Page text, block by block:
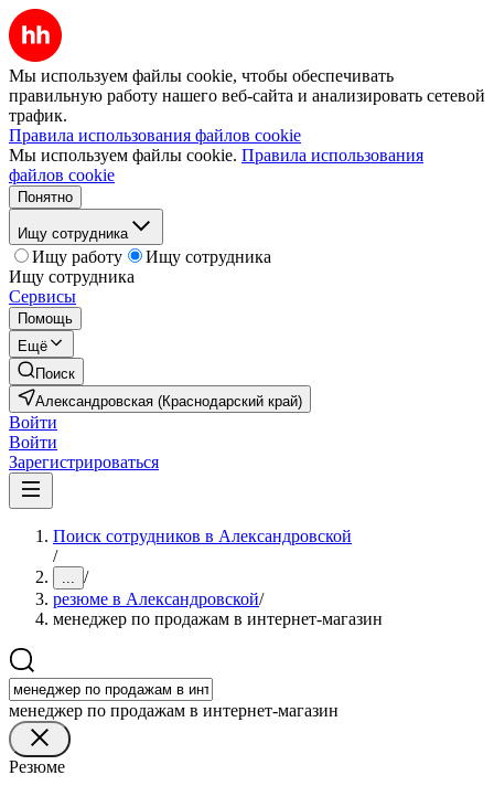
Мы используем файлы cookie, чтобы обеспечивать
правильную работу нашего веб-сайта и анализировать сетевой
трафик.
Правила использования файлов cookie
Мы используем файлы cookie. Правила использования
файлов cookie
Понятно
Ищу сотрудника
Ищу работу
Ищу сотрудника
Ищу сотрудника
Сервисы
Помощь
Ещё
Поиск
Александровская (Краснодарский край)
Войти
Войти
Зарегистрироваться
Поиск сотрудников в Александровской
/
... /
резюме в Александровской/
менеджер по продажам в интернет-магазин
менеджер по продажам в интернет-магазин
Резюме